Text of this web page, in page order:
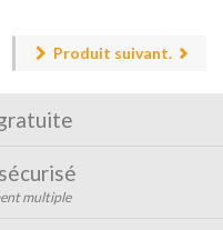
Produit suivant.
multiple